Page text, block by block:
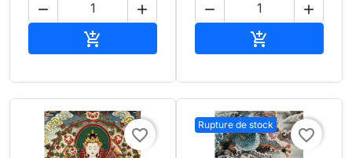
 

 

favorite_border
Rupture de stock
favorite_border